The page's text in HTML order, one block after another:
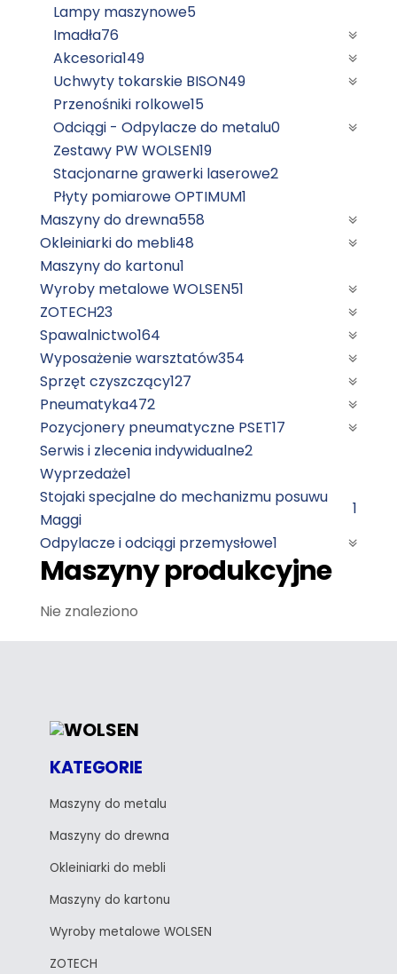
Lampy maszynowe5
Imadła76
Akcesoria149
Uchwyty tokarskie BISON49
Przenośniki rolkowe15
Odciągi - Odpylacze do metalu0
Zestawy PW WOLSEN19
Stacjonarne grawerki laserowe2
Płyty pomiarowe OPTIMUM1
Maszyny do drewna558
Okleiniarki do mebli48
Maszyny do kartonu1
Wyroby metalowe WOLSEN51
ZOTECH23
Spawalnictwo164
Wyposażenie warsztatów354
Sprzęt czyszczący127
Pneumatyka472
Pozycjonery pneumatyczne PSET17
Serwis i zlecenia indywidualne2
Wyprzedaże1
Stojaki specjalne do mechanizmu posuwu
Maggi
1
Odpylacze i odciągi przemysłowe1
Maszyny produkcyjne
Nie znaleziono
KATEGORIE
Maszyny do metalu
Maszyny do drewna
Okleiniarki do mebli
Maszyny do kartonu
Wyroby metalowe WOLSEN
ZOTECH